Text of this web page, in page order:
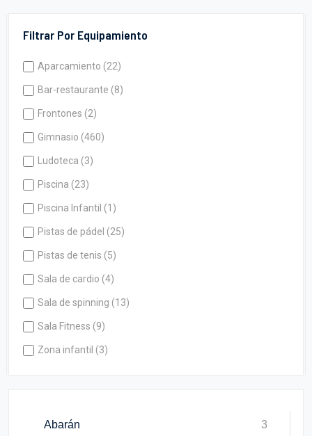
Filtrar Por Equipamiento
Aparcamiento (22)
Bar-restaurante (8)
Frontones (2)
Gimnasio (460)
Ludoteca (3)
Piscina (23)
Piscina Infantil (1)
Pistas de pádel (25)
Pistas de tenis (5)
Sala de cardio (4)
Sala de spinning (13)
Sala Fitness (9)
Zona infantil (3)
Abarán 3